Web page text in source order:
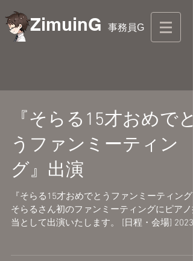
ZimuinG 事務員G
『そらる15才おめでと
うファンミーティン
グ』出演
『そらる15才おめでとうファンミーティング
そらるさん初のファンミーティングにピアノ
当として出演いたします。 [日程・会場] 2023